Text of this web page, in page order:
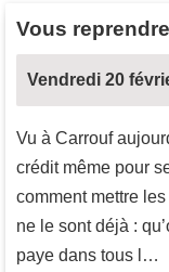
Vous
Vendredi 20
Vu à Carrouf
crédit même pour
comment mettre
ne le sont déjà :
paye dans tous l…